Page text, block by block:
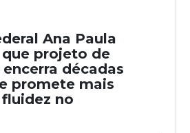
Ana Paula
projeto de
décadas
promete mais
no